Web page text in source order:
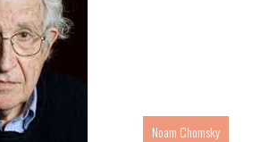
Noam Chomsky